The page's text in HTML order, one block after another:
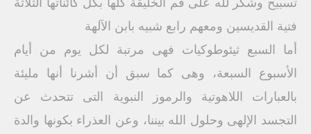
تسبيح وشكر لله على فم الخليقة كلها بكل كائناتها الثلاثة
فتية القديسين ومعهم رابع شبيه بابن الآلهة
أما السبع ثيئوطوكيات فهى مرتبة لكل يوم من أيام
الأسبوع السبعة، وهى كما سبق أن أشرنا أنها مليئة
بالعبارات اللاهوتية والرموز النبوية التى تتحدث عن
التجسد الإلهى وحلول الله بيننا، وعن العذراء بكونها والدة